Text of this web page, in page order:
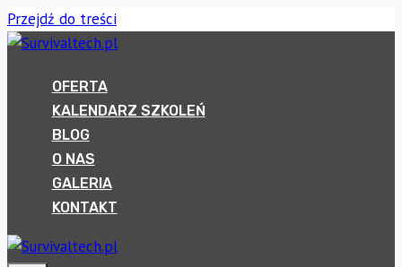
Przejdź do treści
OFERTA
KALENDARZ SZKOLEŃ
BLOG
O NAS
GALERIA
KONTAKT